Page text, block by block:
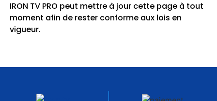
IRON TV PRO peut mettre à jour cette page à tout
moment afin de rester conforme aux lois en
vigueur.